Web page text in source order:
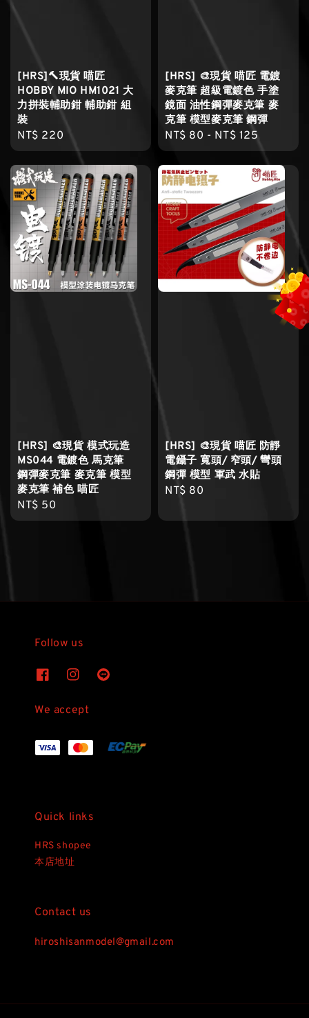
[HRS]🔨現貨 喵匠
HOBBY MIO HM1021 大
力拼裝輔助鉗 輔助鉗 組
裝
Regular
price
NT$ 220
[HRS] 🎨現貨 喵匠 電鍍
麥克筆 超級電鍍色 手塗
鏡面 油性鋼彈麥克筆 麥
克筆 模型麥克筆 鋼彈
Regular
price
NT$ 80 - NT$ 125
[HRS] 🎨現貨 模式玩造
MS044 電鍍色 馬克筆
鋼彈麥克筆 麥克筆 模型
麥克筆 補色 喵匠
Regular
price
NT$ 50
[HRS] 🎨現貨 喵匠 防靜
電鑷子 寬頭/ 窄頭/ 彎頭
鋼彈 模型 軍武 水貼
Regular
NT$ 80
Follow us
We accept
Quick links
HRS shopee
本店地址
Contact us
hiroshisanmodel@gmail.com